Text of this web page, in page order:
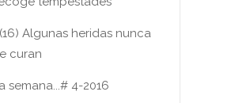
Algunas heridas nunca
curan
semana...# 4-2016